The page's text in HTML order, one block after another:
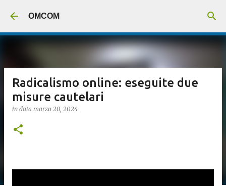
OMCOM
Radicalismo online: eseguite due
misure cautelari
in data marzo 20, 2024